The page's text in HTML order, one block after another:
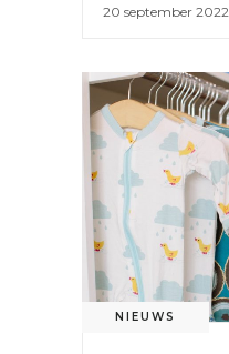
20 september 2022
NIEUWS